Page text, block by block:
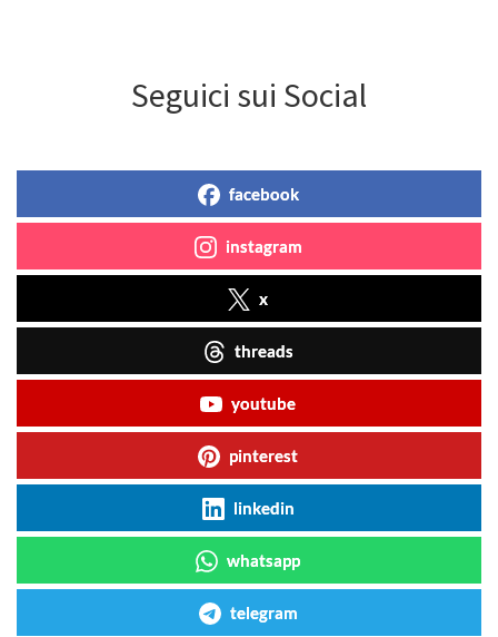
Seguici sui Social
facebook
instagram
x
threads
youtube
pinterest
linkedin
whatsapp
telegram